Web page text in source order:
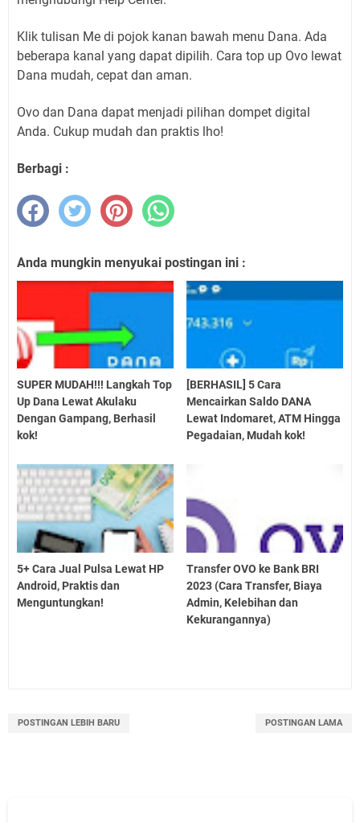
Klik tulisan Me di pojok kanan bawah menu Dana. Ada
beberapa kanal yang dapat dipilih. Cara top up Ovo lewat
Dana mudah, cepat dan aman.
Ovo dan Dana dapat menjadi pilihan dompet digital
Anda. Cukup mudah dan praktis lho!
Berbagi :
Anda mungkin menyukai postingan ini :
SUPER MUDAH!!! Langkah Top
Up Dana Lewat Akulaku
Dengan Gampang, Berhasil
kok!
[BERHASIL] 5 Cara
Mencairkan Saldo DANA
Lewat Indomaret, ATM Hingga
Pegadaian, Mudah kok!
5+ Cara Jual Pulsa Lewat HP
Android, Praktis dan
Menguntungkan!
Transfer OVO ke Bank BRI
2023 (Cara Transfer, Biaya
Admin, Kelebihan dan
Kekurangannya)
POSTINGAN LEBIH BARU POSTINGAN LAMA